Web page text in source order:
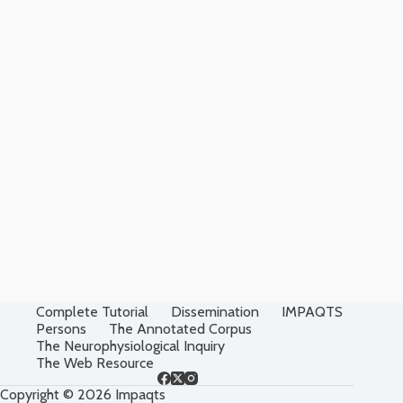
Complete Tutorial Dissemination
IMPAQTS
Persons
The Annotated Corpus
The Neurophysiological Inquiry
The Web Resource
Copyright © 2026 Impaqts